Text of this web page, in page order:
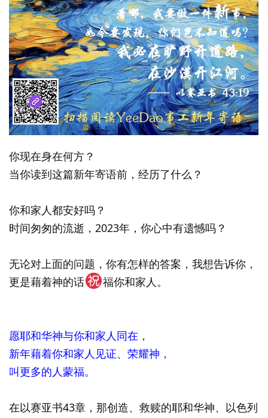
你现在身在何方？
当你读到这篇新年寄语前，经历了什么？
你和家人都安好吗？
时间匆匆的流逝，2023年，你心中有遗憾吗？
无论对上面的问题，你有怎样的答案，我想告诉你，
更是藉着神的话
福你和家人。
愿耶和华神与你和家人同在，
新年藉着你和家人见证、荣耀神，
叫更多的人蒙福。
在以赛亚书43章，那创造、救赎的耶和华神、以色列